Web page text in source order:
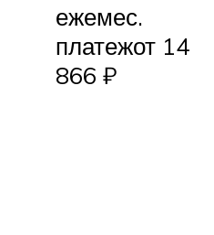
ежемес.
платежот 14
866 ₽